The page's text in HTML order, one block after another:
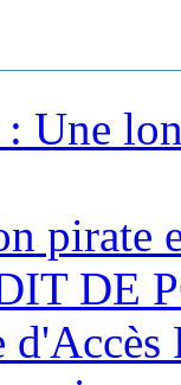
Une
pirate
DE